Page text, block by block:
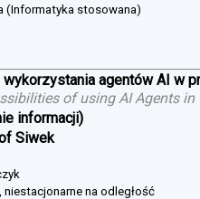
(Informatyka stosowana)
agentów AI w
of using AI Agents
informacji)
Siwek
na odległość